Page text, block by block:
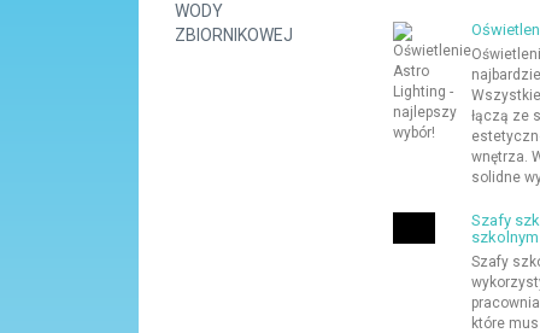
WODY
ZBIORNIKOWEJ
łączą ze
wnętrza.
solidne
Szafy
Szafy
które